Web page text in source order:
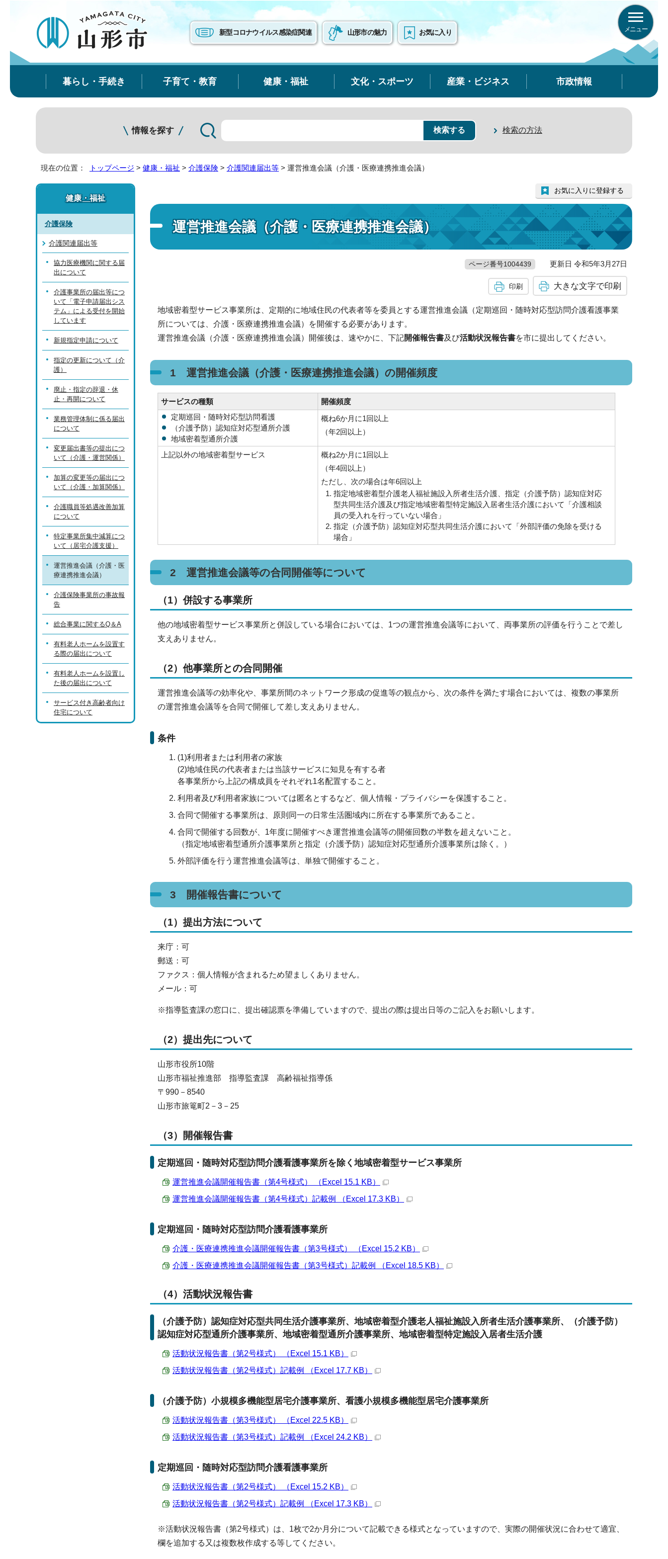
新型コロナウイルス感染症関連 山形市の魅力 お気に入り メニュー
暮らし・手続き 子育て・教育 健康・福祉 文化・スポーツ 産業・ビジネス 市政情報
情報を探す 検索の方法
現在の位置： トップページ > 健康・福祉 > 介護保険 > 介護関連届出等 > 運営推進会議（介護・医療連携推進会議）
運営推進会議（介護・医療連携推進会議）
お気に入りに登録する
ページ番号1004439 更新日 令和5年3月27日
印刷 大きな文字で印刷
地域密着型サービス事業所は、定期的に地域住民の代表者等を委員とする運営推進会議（定期巡回・随時対応型訪問介護看護事業
所については、介護・医療連携推進会議）を開催する必要があります。
運営推進会議（介護・医療連携推進会議）開催後は、速やかに、下記開催報告書及び活動状況報告書を市に提出してください。
1 運営推進会議（介護・医療連携推進会議）の開催頻度
サービスの種類
開催頻度
定期巡回・随時対応型訪問看護
（介護予防）認知症対応型通所介護
地域密着型通所介護
概ね6か月に1回以上
（年2回以上）
上記以外の地域密着型サービス
概ね2か月に1回以上
（年4回以上）
ただし、次の場合は年6回以上
指定地域密着型介護老人福祉施設入所者生活介護、指定（介護予防）認知症対応
型共同生活介護及び指定地域密着型特定施設入居者生活介護において「介護相談
員の受入れを行っていない場合」
指定（介護予防）認知症対応型共同生活介護において「外部評価の免除を受ける
場合」
2 運営推進会議等の合同開催等について
（1）併設する事業所
他の地域密着型サービス事業所と併設している場合においては、1つの運営推進会議等において、両事業所の評価を行うことで差し
支えありません。
（2）他事業所との合同開催
運営推進会議等の効率化や、事業所間のネットワーク形成の促進等の観点から、次の条件を満たす場合においては、複数の事業所
の運営推進会議等を合同で開催して差し支えありません。
条件
(1)利用者または利用者の家族
(2)地域住民の代表者または当該サービスに知見を有する者
各事業所から上記の構成員をそれぞれ1名配置すること。
利用者及び利用者家族については匿名とするなど、個人情報・プライバシーを保護すること。
合同で開催する事業所は、原則同一の日常生活圏域内に所在する事業所であること。
合同で開催する回数が、1年度に開催すべき運営推進会議等の開催回数の半数を超えないこと。
（指定地域密着型通所介護事業所と指定（介護予防）認知症対応型通所介護事業所は除く。）
外部評価を行う運営推進会議等は、単独で開催すること。
3 開催報告書について
（1）提出方法について
来庁：可
郵送：可
ファクス：個人情報が含まれるため望ましくありません。
メール：可
※指導監査課の窓口に、提出確認票を準備していますので、提出の際は提出日等のご記入をお願いします。
（2）提出先について
山形市役所10階
山形市福祉推進部 指導監査課 高齢福祉指導係
〒990－8540
山形市旅篭町2－3－25
（3）開催報告書
定期巡回・随時対応型訪問介護看護事業所を除く地域密着型サービス事業所
運営推進会議開催報告書（第4号様式） （Excel 15.1 KB）
運営推進会議開催報告書（第4号様式）記載例 （Excel 17.3 KB）
定期巡回・随時対応型訪問介護看護事業所
介護・医療連携推進会議開催報告書（第3号様式） （Excel 15.2 KB）
介護・医療連携推進会議開催報告書（第3号様式）記載例 （Excel 18.5 KB）
（4）活動状況報告書
（介護予防）認知症対応型共同生活介護事業所、地域密着型介護老人福祉施設入所者生活介護事業所、（介護予防）
認知症対応型通所介護事業所、地域密着型通所介護事業所、地域密着型特定施設入居者生活介護
活動状況報告書（第2号様式） （Excel 15.1 KB）
活動状況報告書（第2号様式）記載例 （Excel 17.7 KB）
（介護予防）小規模多機能型居宅介護事業所、看護小規模多機能型居宅介護事業所
活動状況報告書（第3号様式） （Excel 22.5 KB）
活動状況報告書（第3号様式）記載例 （Excel 24.2 KB）
定期巡回・随時対応型訪問介護看護事業所
活動状況報告書（第2号様式） （Excel 15.2 KB）
活動状況報告書（第2号様式）記載例 （Excel 17.3 KB）
※活動状況報告書（第2号様式）は、1枚で2か月分について記載できる様式となっていますので、実際の開催状況に合わせて適宜、
欄を追加する又は複数枚作成する等してください。
健康・福祉
介護保険
介護関連届出等
協力医療機関に関する届
出について
介護事業所の届出等につ
いて「電子申請届出シス
テム」による受付を開始
しています
新規指定申請について
指定の更新について（介
護）
廃止・指定の辞退・休
止・再開について
業務管理体制に係る届出
について
変更届出書等の提出につ
いて（介護・運営関係）
加算の変更等の届出につ
いて（介護・加算関係）
介護職員等処遇改善加算
について
特定事業所集中減算につ
いて（居宅介護支援）
運営推進会議（介護・医
療連携推進会議）
介護保険事業所の事故報
告
総合事業に関するQ＆A
有料老人ホームを設置す
る際の届出について
有料老人ホームを設置し
た後の届出について
サービス付き高齢者向け
住宅について